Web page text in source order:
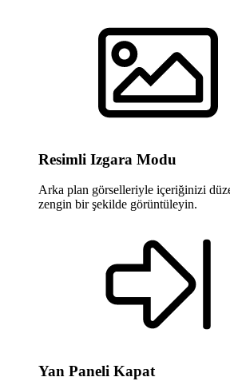
Resimli Izgara Modu
Arka plan görselleriyle içeriğinizi
zengin bir şekilde görüntüleyin.
Yan Paneli Kapat